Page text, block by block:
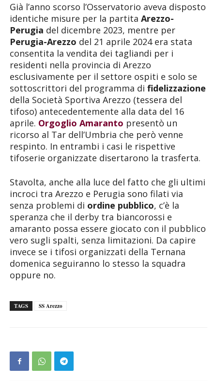
Già l’anno scorso l’Osservatorio aveva disposto
identiche misure per la partita Arezzo-
Perugia del dicembre 2023, mentre per
Perugia-Arezzo del 21 aprile 2024 era stata
consentita la vendita dei tagliandi per i
residenti nella provincia di Arezzo
esclusivamente per il settore ospiti e solo se
sottoscrittori del programma di fidelizzazione
della Società Sportiva Arezzo (tessera del
tifoso) antecedentemente alla data del 16
aprile. Orgoglio Amaranto presentò un
ricorso al Tar dell’Umbria che però venne
respinto. In entrambi i casi le rispettive
tifoserie organizzate disertarono la trasferta.
Stavolta, anche alla luce del fatto che gli ultimi
incroci tra Arezzo e Perugia sono filati via
senza problemi di ordine pubblico, c’è la
speranza che il derby tra biancorossi e
amaranto possa essere giocato con il pubblico
vero sugli spalti, senza limitazioni. Da capire
invece se i tifosi organizzati della Ternana
domenica seguiranno lo stesso la squadra
oppure no.
TAGS SS Arezzo